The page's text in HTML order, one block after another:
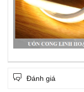
Đánh giá